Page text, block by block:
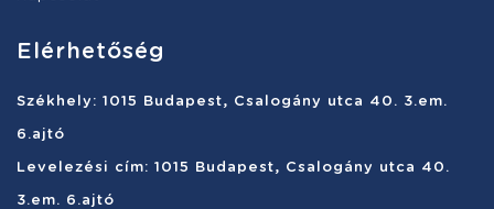
Elérhetőség
Székhely: 1015 Budapest, Csalogány utca 40. 3.em.
6.ajtó
Levelezési cím: 1015 Budapest, Csalogány utca 40.
3.em. 6.ajtó